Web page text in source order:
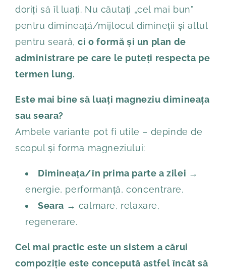
doriți să îl luați. Nu căutați „cel mai bun”
pentru dimineață/mijlocul dimineții și altul
pentru seară,ci o formă și un plan de
administrare pe care le puteți respecta pe
termen lung.
Este mai bine să luați magneziu dimineața
sau seara?
Ambele variante pot fi utile – depinde de
scopul și forma magneziului:
Dimineața/în prima parte a zilei →
energie, performanță, concentrare.
Seara → calmare, relaxare,
regenerare.
Cel mai practic este un sistem a cărui
compoziție este concepută astfel încât să